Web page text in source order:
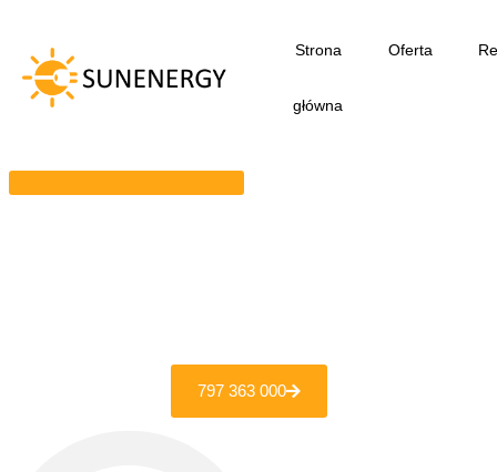
treści
Strona
główna
Oferta
797 363 000